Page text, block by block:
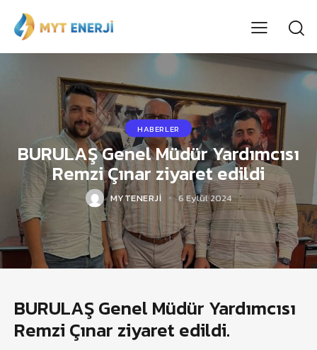
HABERLER
BURULAŞ Genel Müdür Yardımcısı
Remzi Çınar ziyaret edildi
MYTENERJI 6 Eylül 2024
BURULAŞ Genel Müdür Yardımcısı
Remzi Çınar ziyaret edildi.